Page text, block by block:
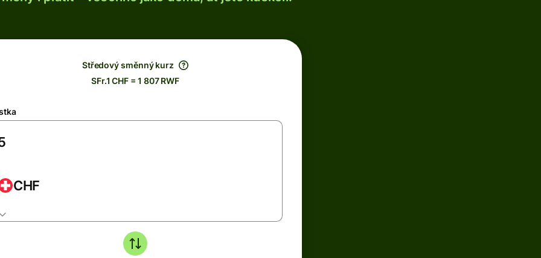
Středový směnný kurz
SFr.1 CHF = 1 807 RWF
CHF